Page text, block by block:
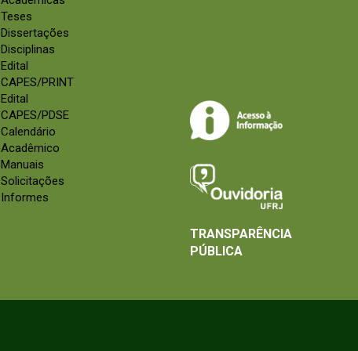
Teses
Dissertações
Disciplinas
Edital
CAPES/PRINT
Edital
CAPES/PDSE
Calendário
Acadêmico
Manuais
Solicitações
Informes
TRANSPARÊNCIA
PÚBLICA